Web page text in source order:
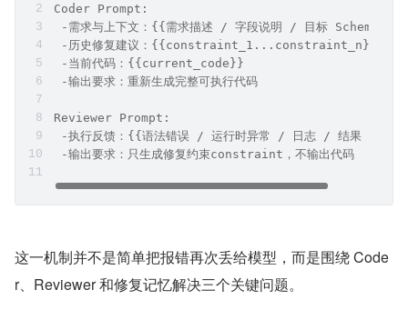
Coder Prompt:
-需求与上下文：{{需求描述 / 字段说明 / 目标 Schema}}
-历史修复建议：{{constraint_1...constraint_n}}
-当前代码：{{current_code}}
-输出要求：重新生成完整可执行代码
Reviewer Prompt:
-执行反馈：{{语法错误 / 运行时异常 / 日志 / 结果
-输出要求：只生成修复约束constraint，不输出代码
这一机制并不是简单把报错再次丢给模型，而是围绕 Code
r、Reviewer 和修复记忆解决三个关键问题。